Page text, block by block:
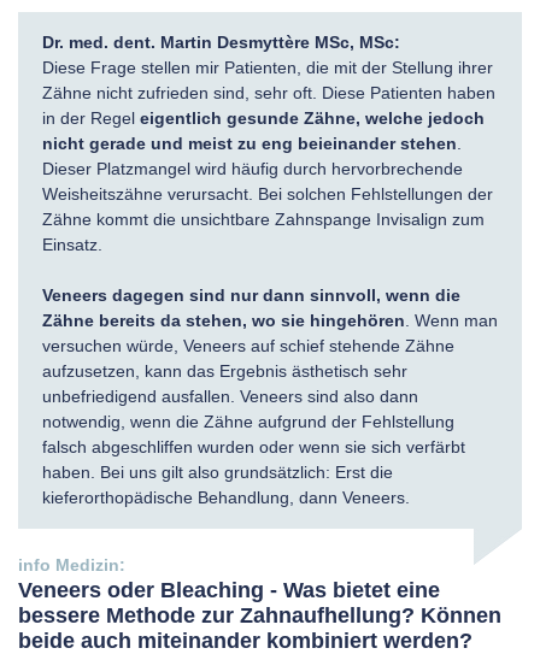
Dr. med. dent. Martin Desmyttère MSc, MSc:
Diese Frage stellen mir Patienten, die mit der Stellung ihrer
Zähne nicht zufrieden sind, sehr oft. Diese Patienten haben
in der Regel eigentlich gesunde Zähne, welche jedoch
nicht gerade und meist zu eng beieinander stehen
Dieser Platzmangel wird häufig durch hervorbrechende
Weisheitszähne verursacht. Bei solchen Fehlstellungen der
Zähne kommt die unsichtbare Zahnspange Invisalign zum
Einsatz.
Veneers dagegen sind nur dann sinnvoll, wenn die
Zähne bereits da stehen, wo sie hingehören . Wenn man
versuchen würde, Veneers auf schief stehende Zähne
aufzusetzen, kann das Ergebnis ästhetisch sehr
unbefriedigend ausfallen. Veneers sind also dann
notwendig, wenn die Zähne aufgrund der Fehlstellung
falsch abgeschliffen wurden oder wenn sie sich verfärbt
haben. Bei uns gilt also grundsätzlich: Erst die
kieferorthopädische Behandlung, dann Veneers.
Veneers oder Bleaching - Was bietet eine
bessere Methode zur Zahnaufhellung? Können
beide auch miteinander kombiniert werden?